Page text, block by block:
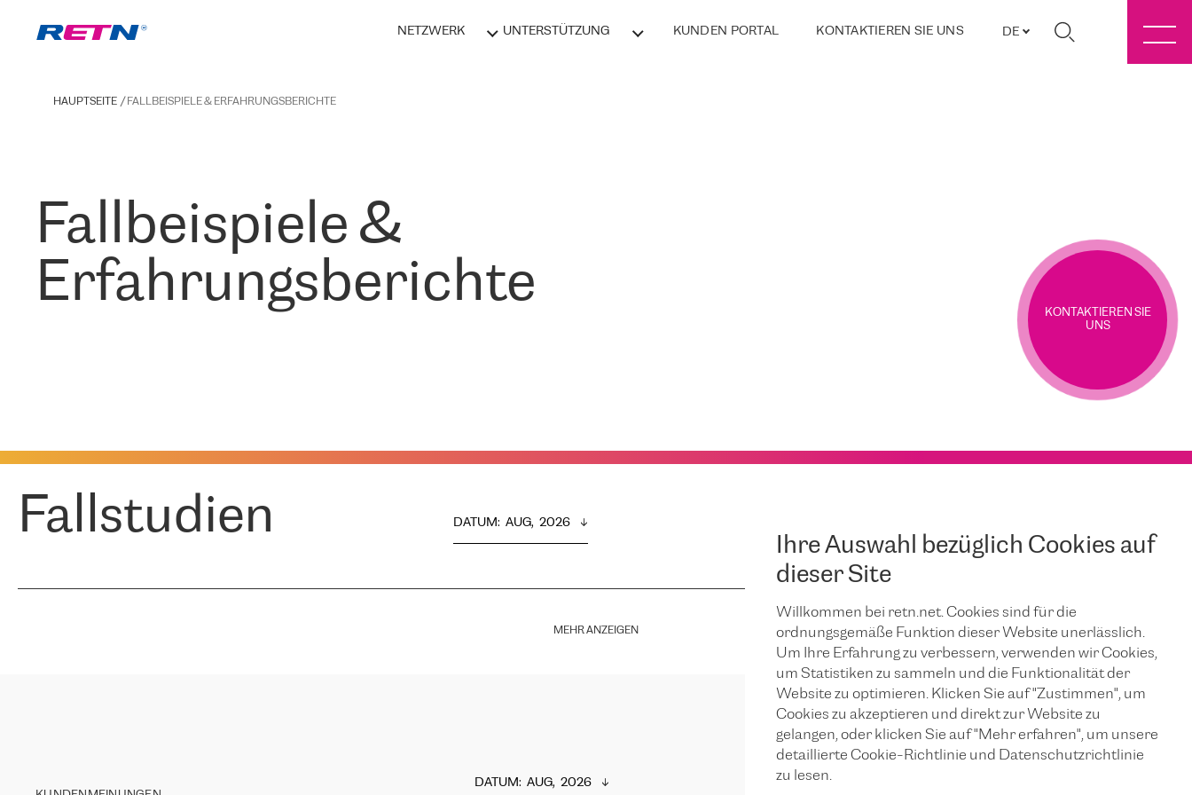
NETZWERK UNTERSTÜTZUNG KUNDEN PORTAL KONTAKTIEREN SIE UNS DE
Ihre Auswahl bezüglich Cookies auf
dieser Site
Willkommen bei retn.net. Cookies sind für die
ordnungsgemäße Funktion dieser Website unerlässlich.
Um Ihre Erfahrung zu verbessern, verwenden wir Cookies,
um Statistiken zu sammeln und die Funktionalität der
Website zu optimieren. Klicken Sie auf "Zustimmen", um
Cookies zu akzeptieren und direkt zur Website zu
gelangen, oder klicken Sie auf "Mehr erfahren", um unsere
detaillierte Cookie-Richtlinie und Datenschutzrichtlinie
zu lesen.
HAUPTSEITE FALLBEISPIELE & ERFAHRUNGSBERICHTE
Fallbeispiele &
Erfahrungsberichte
KONTAKTIEREN SIE
UNS
Fallstudien DATUM: AUG,  2026
MEHR ANZEIGEN
DATUM: AUG,  2026